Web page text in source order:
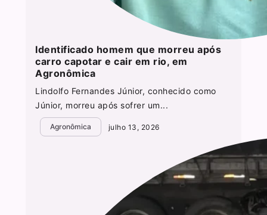
Identificado homem que morreu após
carro capotar e cair em rio, em
Agronômica
Lindolfo Fernandes Júnior, conhecido como
Júnior, morreu após sofrer um...
Agronômica julho 13, 2026